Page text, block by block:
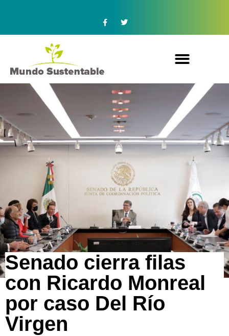
Senado cierra filas
con Ricardo Monreal
por caso Del Río
Virgen